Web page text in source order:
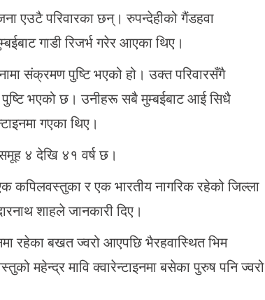
एउटै परिवारका छन्। रुपन्देहीको गैंडहवा
गाडी रिजर्भ गरेर आएका थिए।
संक्रमण पुष्टि भएको हो। उक्त परिवारसँगै
पुष्टि भएको छ। उनीहरू सबै मुम्बईबाट आई सिधै
गएका थिए।
४ देखि ४१ वर्ष छ।
कपिलवस्तुका र एक भारतीय नागरिक रहेको जिल्ला
शाहले जानकारी दिए।
रहेका बखत ज्वरो आएपछि भैरहवास्थित भिम
महेन्द्र मावि क्वारेन्टाइनमा बसेका पुरुष पनि ज्वरो